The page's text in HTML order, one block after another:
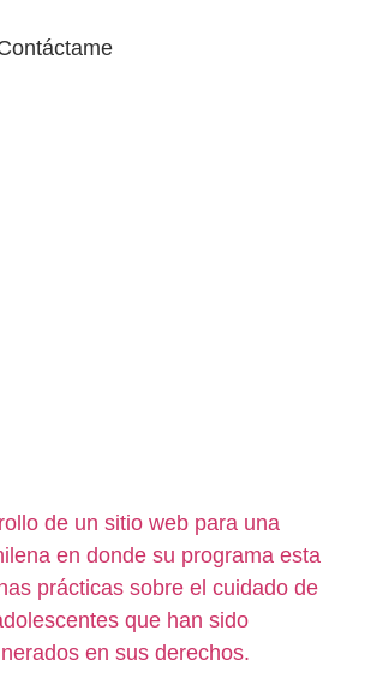
de un sitio web para una
en donde su programa esta
prácticas sobre el cuidado de
que han sido
en sus derechos.